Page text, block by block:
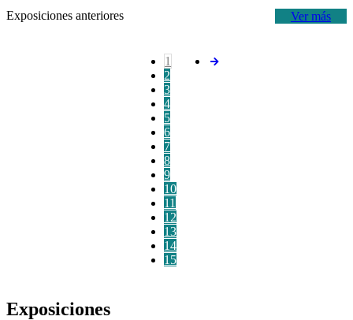
Ver más
Exposiciones anteriores
1
2
3
4
5
6
7
8
9
10
11
12
13
14
15
Exposiciones